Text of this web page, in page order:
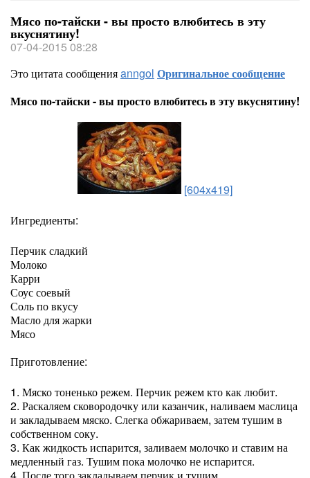
Мясо по-тайски - вы просто влюбитесь в эту
вкуснятину!
07-04-2015 08:28
Это цитата сообщенияanngol Оригинальное сообщение
Мясо по-тайски - вы просто влюбитесь в эту вкуснятину!
[604x419]
Ингредиенты:
Перчик сладкий
Молоко
Карри
Соус соевый
Соль по вкусу
Масло для жарки
Мясо
Приготовление:
1. Мяско тоненько режем. Перчик режем кто как любит.
2. Раскаляем сковородочку или казанчик, наливаем маслица
и закладываем мяско. Слегка обжариваем, затем тушим в
собственном соку.
3. Как жидкость испарится, заливаем молочко и ставим на
медленный газ. Тушим пока молочко не испарится.